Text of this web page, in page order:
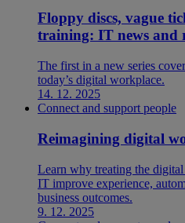
Floppy discs, vague
training: IT news and
The first in a new series
today’s digital workplace.
14. 12. 2025
Connect and support people
Reimagining digital
Learn why treating the
IT improve experience,
business outcomes.
9. 12. 2025